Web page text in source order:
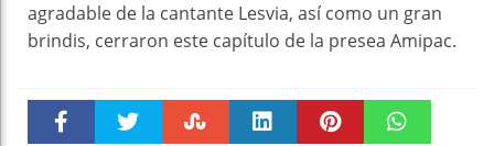
agradable de la cantante Lesvia, así como un gran
brindis, cerraron este capítulo de la presea Amipac.